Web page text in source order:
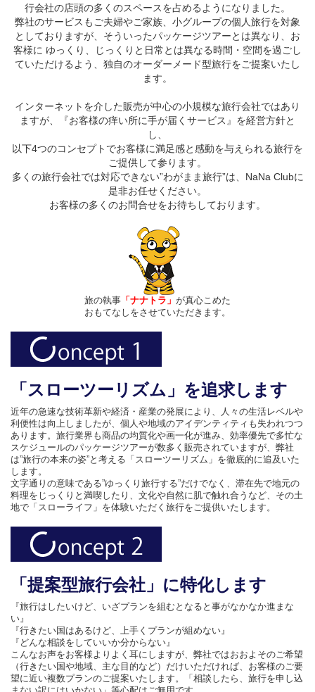
行会社の店頭の多くのスペースを占めるようになりました。
弊社のサービスもご夫婦やご家族、小グループの個人旅行を対象
としておりますが、そういったパッケージツアーとは異なり、お
客様に ゆっくり、じっくりと日常とは異なる時間・空間を過ごし
ていただけるよう、独自のオーダーメード型旅行をご提案いたし
ます。
インターネットを介した販売が中心の小規模な旅行会社ではあり
ますが、『お客様の痒い所に手が届くサービス』を経営方針と
し、
以下4つのコンセプトでお客様に満足感と感動を与えられる旅行を
ご提供して参ります。
多くの旅行会社では対応できない”わがまま旅行”は、NaNa Clubに
是非お任せください。
お客様の多くのお問合せをお待ちしております。
旅の執事 「ナナトラ」 が真心こめた
おもてなしをさせていただきます。
「スローツーリズム」を追求します
近年の急速な技術革新や経済・産業の発展により、人々の生活レベルや
利便性は向上しましたが、個人や地域のアイデンティティも失われつつ
あります。旅行業界も商品の均質化や画一化が進み、効率優先で多忙な
スケジュールのパッケージツアーが数多く販売されていますが、弊社
は”旅行の本来の姿”と考える「スローツーリズム」を徹底的に追及いた
します。
文字通りの意味である”ゆっくり旅行する”だけでなく、滞在先で地元の
料理をじっくりと満喫したり、文化や自然に肌で触れ合うなど、その土
地で「スローライフ」を体験いただく旅行をご提供いたします。
「提案型旅行会社」に特化します
『旅行はしたいけど、いざプランを組むとなると事がなかなか進まな
い』
『行きたい国はあるけど、上手くプランが組めない』
『どんな相談をしていいか分からない』
こんなお声をお客様よりよく耳にしますが、弊社ではおおよそのご希望
（行きたい国や地域、主な目的など）だけいただければ、お客様のご要
望に近い複数プランのご提案いたします。「相談したら、旅行を申し込